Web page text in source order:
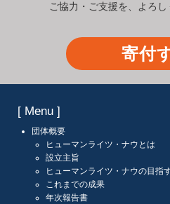
ご協力・ご支援を、よろし
寄付
[ Menu ]
団体概要
ヒューマンライツ・ナウとは
設立主旨
ヒューマンライツ・ナウの目指
これまでの成果
年次報告書